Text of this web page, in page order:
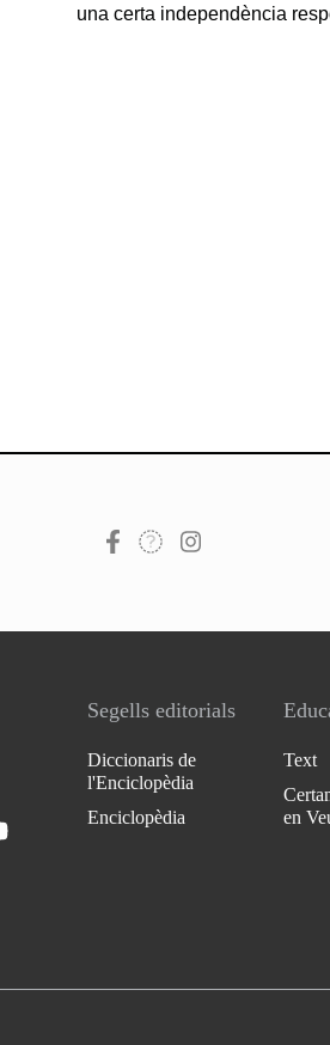
una certa independència
Segells editorials
Diccionaris de
l'Enciclopèdia
Enciclopèdia
Text
en